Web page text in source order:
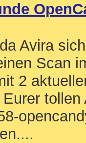
Avira
Scan
2